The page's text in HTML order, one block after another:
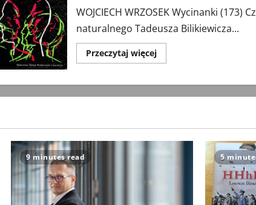
WOJCIECH WRZOSEK Wycinanki
naturalnego Tadeusza Bilikiewicza...
Przeczytaj więcejPrzeczytaj
więcej
(173)
Czy
ma
9 minutes read 5